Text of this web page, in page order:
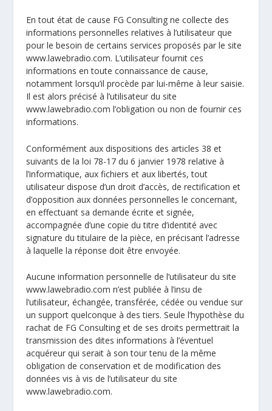
En tout état de cause FG Consulting ne collecte des
informations personnelles relatives à l’utilisateur que
pour le besoin de certains services proposés par le site
www.lawebradio.com. L’utilisateur fournit ces
informations en toute connaissance de cause,
notamment lorsqu’il procède par lui-même à leur saisie.
Il est alors précisé à l’utilisateur du site
www.lawebradio.com l’obligation ou non de fournir ces
informations.
Conformément aux dispositions des articles 38 et
suivants de la loi 78-17 du 6 janvier 1978 relative à
l’informatique, aux fichiers et aux libertés, tout
utilisateur dispose d’un droit d’accès, de rectification et
d’opposition aux données personnelles le concernant,
en effectuant sa demande écrite et signée,
accompagnée d’une copie du titre d’identité avec
signature du titulaire de la pièce, en précisant l’adresse
à laquelle la réponse doit être envoyée.
Aucune information personnelle de l’utilisateur du site
www.lawebradio.com n’est publiée à l’insu de
l’utilisateur, échangée, transférée, cédée ou vendue sur
un support quelconque à des tiers. Seule l’hypothèse du
rachat de FG Consulting et de ses droits permettrait la
transmission des dites informations à l’éventuel
acquéreur qui serait à son tour tenu de la même
obligation de conservation et de modification des
données vis à vis de l’utilisateur du site
www.lawebradio.com.